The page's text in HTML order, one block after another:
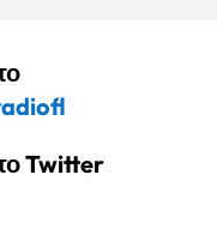
Twitter